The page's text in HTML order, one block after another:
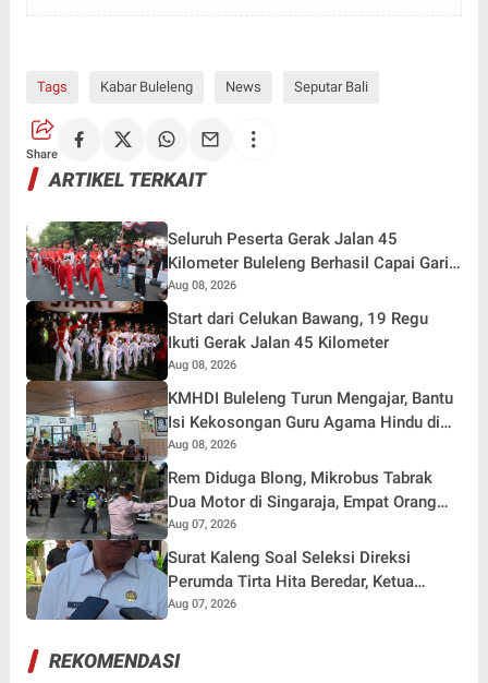
Tags Kabar Buleleng News Seputar Bali
Share
ARTIKEL TERKAIT
Seluruh Peserta Gerak Jalan 45
Kilometer Buleleng Berhasil Capai Garis
Finish
Aug 08, 2026
Start dari Celukan Bawang, 19 Regu
Ikuti Gerak Jalan 45 Kilometer
Aug 08, 2026
KMHDI Buleleng Turun Mengajar, Bantu
Isi Kekosongan Guru Agama Hindu di
SD Negeri 4 Panji
Aug 08, 2026
Rem Diduga Blong, Mikrobus Tabrak
Dua Motor di Singaraja, Empat Orang
Terluka
Aug 07, 2026
Surat Kaleng Soal Seleksi Direksi
Perumda Tirta Hita Beredar, Ketua
Pansel: Kenapa Tidak Gunakan Masa
Aug 07, 2026
REKOMENDASI